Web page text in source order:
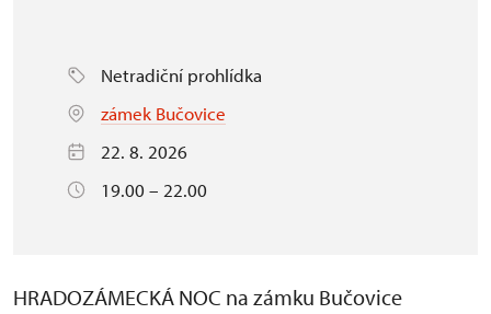
Netradiční prohlídka
zámek Bučovice
22. 8. 2026
19.00 – 22.00
HRADOZÁMECKÁ NOC na zámku Bučovice